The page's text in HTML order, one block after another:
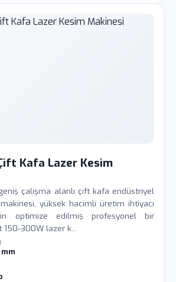
Kafa Lazer Kesim
çalışma alanlı çift kafa endüstriyel
yüksek hacimli üretim ihtiyacı
optimize edilmiş profesyonel bir
150-300W lazer k...